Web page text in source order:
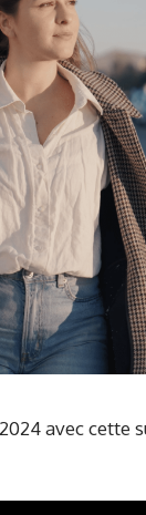
avec